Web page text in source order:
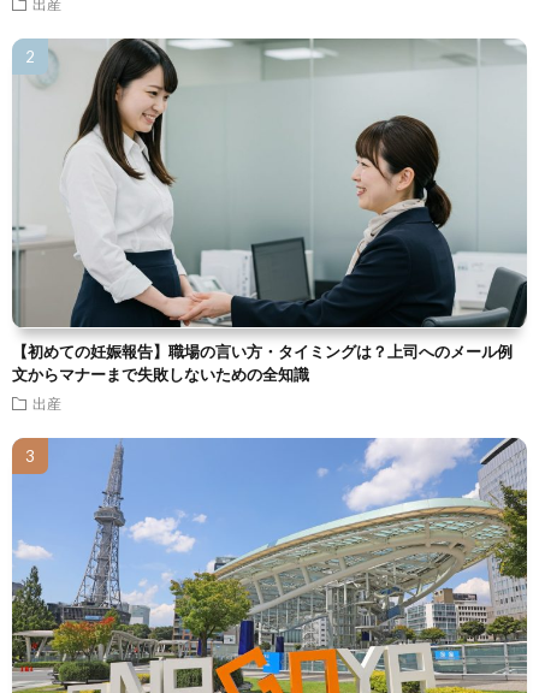
出産
【初めての妊娠報告】職場の言い方・タイミングは？上司へのメール例
文からマナーまで失敗しないための全知識
出産